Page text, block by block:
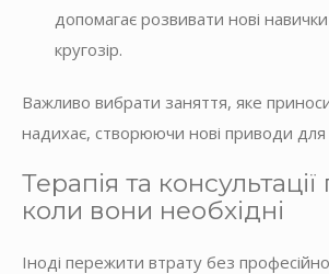
допомагає розвивати нові
кругозір.
Важливо вибрати заняття, яке
надихає, створюючи нові приводи для
Терапія та
коли вони необхідні
Іноді пережити втрату без